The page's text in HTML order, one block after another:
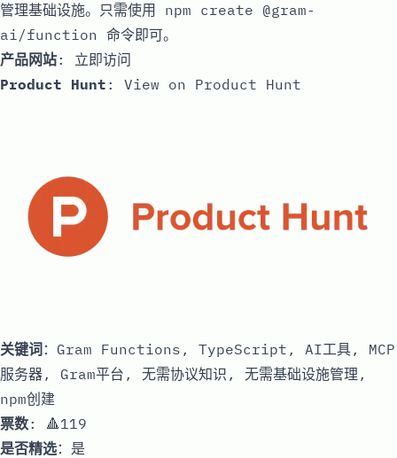
管理基础设施。只需使用 npm create @gram-
ai/function 命令即可。
产品网站: 立即访问
Product Hunt : View on Product Hunt
关键词：Gram Functions, TypeScript, AI工具, MCP
服务器, Gram平台, 无需协议知识, 无需基础设施管理,
npm创建
票数: 🔺119
是否精选：是